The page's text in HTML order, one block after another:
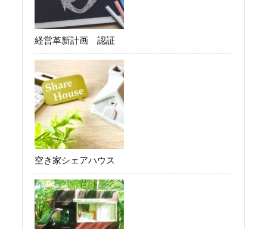
経営革新計画 認証
空き家シェアハウス